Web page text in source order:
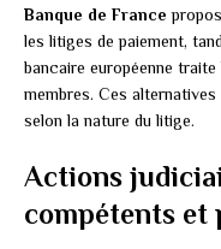
Banque de France
les litiges de paiement,
bancaire européenne
membres. Ces
selon la nature du litige.
Actions
compétents et